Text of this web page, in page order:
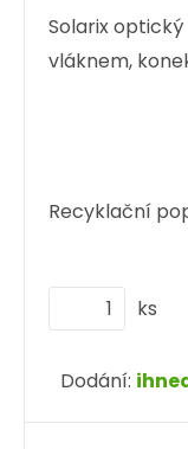
Solarix
vláknem,
Recyklační
ks
Dodání: